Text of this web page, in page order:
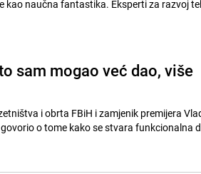
kao naučna fantastika. Eksperti za razvoj
sam mogao već dao, više
i obrta FBiH i zamjenik premijera
o tome kako se stvara funkcionalna